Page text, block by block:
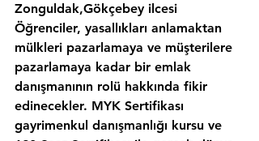
Zonguldak,Gökçebey ilcesi
Öğrenciler, yasallıkları anlamaktan
mülkleri pazarlamaya ve müşterilere
pazarlamaya kadar bir emlak
danışmanının rolü hakkında fikir
edinecekler. MYK Sertifikası
gayrimenkul danışmanlığı kursu ve